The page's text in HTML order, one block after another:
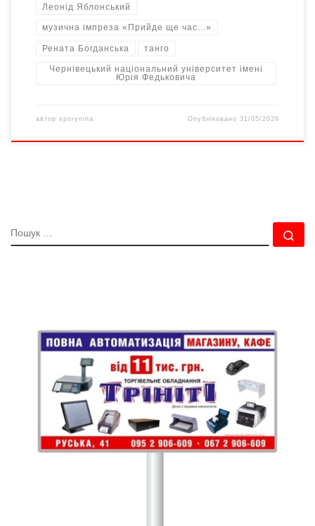
Леонід Яблонський
музична імпреза «Прийде ще час...»
Рената Богданська танго
Чернівецький національний університет імені
Юрія Федьковича
автор sporynina Опубліковано31/05/2026
ПОШУК